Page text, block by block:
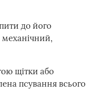
до його
щітки або
псування всього